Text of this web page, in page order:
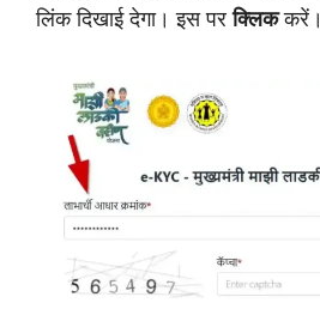
लिंक दिखाई देगा। इस परक्लिककरें।